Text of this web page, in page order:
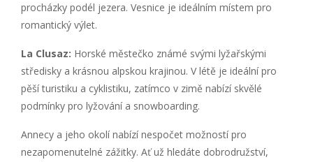
procházky podél jezera. Vesnice je ideálním místem pro
romantický výlet.
La Clusaz: Horské městečko známé svými lyžařskými
středisky a krásnou alpskou krajinou. V létě je ideální pro
pěší turistiku a cyklistiku, zatímco v zimě nabízí skvělé
podmínky pro lyžování a snowboarding.
Annecy a jeho okolí nabízí nespočet možností pro
nezapomenutelné zážitky. Ať už hledáte dobrodružství,